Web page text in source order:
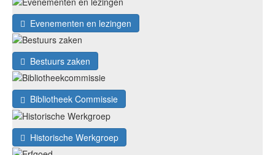
Evenementen en lezingen
Bestuurs zaken
Bibliotheek Commissie
Historische Werkgroep